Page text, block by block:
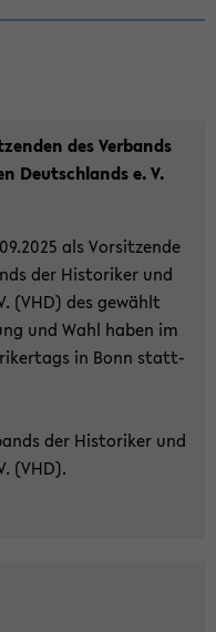
des Ver­bands
Deutsch­lands e. V.
als Vor­sit­zen­de
der His­to­ri­ker und
(VHD) des ge­wählt
und Wahl haben im
in Bonn statt­
der His­to­ri­ker und
(VHD).